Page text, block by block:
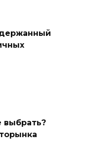
выбрать?